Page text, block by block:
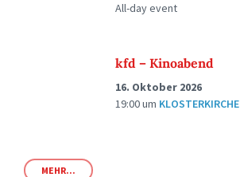
All-day event
kfd – Kinoabend
16. Oktober 2026
19:00um KLOSTERKIRCHE
MEHR...